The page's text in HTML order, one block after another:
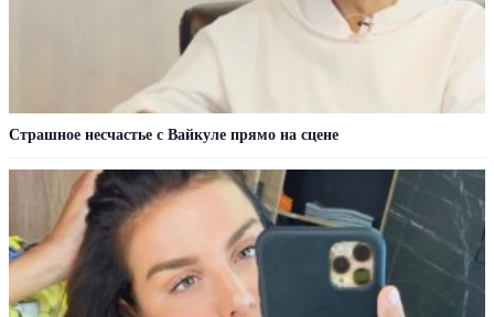
Страшное несчастье с Вайкуле прямо на сцене